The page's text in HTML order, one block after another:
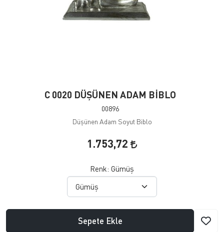
C 0020 DÜŞÜNEN ADAM BİBLO
00896
Düşünen Adam Soyut Biblo
1.753,72
Renk: Gümüş
Sepete Ekle